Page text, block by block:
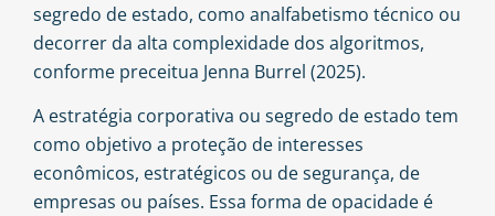
segredo de estado, como analfabetismo técnico ou
decorrer da alta complexidade dos algoritmos,
conforme preceitua Jenna Burrel (2025).
A estratégia corporativa ou segredo de estado tem
como objetivo a proteção de interesses
econômicos, estratégicos ou de segurança, de
empresas ou países. Essa forma de opacidade é